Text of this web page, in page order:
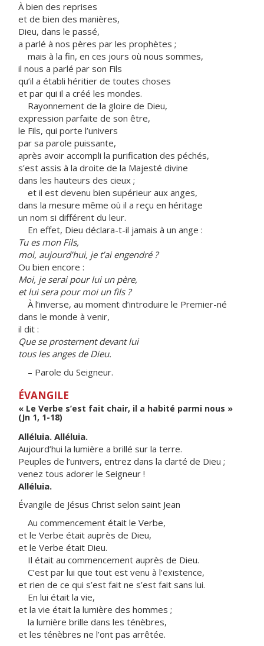
À bien des reprises
et de bien des manières,
Dieu, dans le passé,
a parlé à nos pères par les prophètes ;
mais à la fin, en ces jours où nous sommes,
il nous a parlé par son Fils
qu’il a établi héritier de toutes choses
et par qui il a créé les mondes.
Rayonnement de la gloire de Dieu,
expression parfaite de son être,
le Fils, qui porte l’univers
par sa parole puissante,
après avoir accompli la purification des péchés,
s’est assis à la droite de la Majesté divine
dans les hauteurs des cieux ;
et il est devenu bien supérieur aux anges,
dans la mesure même où il a reçu en héritage
un nom si différent du leur.
En effet, Dieu déclara-t-il jamais à un ange :
Tu es mon Fils,
moi, aujourd’hui, je t’ai engendré ?
Ou bien encore :
Moi, je serai pour lui un père,
et lui sera pour moi un fils ?
À l’inverse, au moment d’introduire le Premier-né
dans le monde à venir,
il dit :
Que se prosternent devant lui
tous les anges de Dieu.
– Parole du Seigneur.
ÉVANGILE
« Le Verbe s’est fait chair, il a habité parmi nous »
(Jn 1, 1-18)
Alléluia. Alléluia.
Aujourd’hui la lumière a brillé sur la terre.
Peuples de l’univers, entrez dans la clarté de Dieu ;
venez tous adorer le Seigneur !
Alléluia.
Évangile de Jésus Christ selon saint Jean
Au commencement était le Verbe,
et le Verbe était auprès de Dieu,
et le Verbe était Dieu.
Il était au commencement auprès de Dieu.
C’est par lui que tout est venu à l’existence,
et rien de ce qui s’est fait ne s’est fait sans lui.
En lui était la vie,
et la vie était la lumière des hommes ;
la lumière brille dans les ténèbres,
et les ténèbres ne l’ont pas arrêtée.